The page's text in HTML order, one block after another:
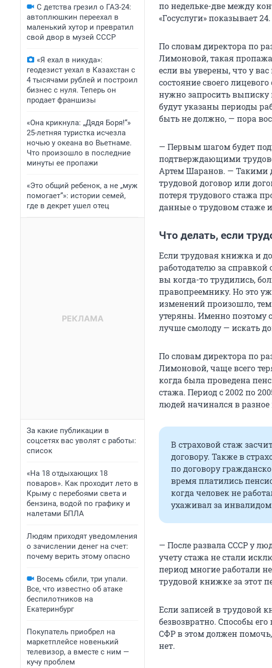
С детства грезил о ГАЗ-24:
автоплюшкин переехал в
маленький хутор и превратил
свой двор в музей СССР
«Я ехал в никуда»:
геодезист уехал в Казахстан с
4 тысячами рублей и построил
бизнес с нуля. Теперь он
продает франшизы
«Она крикнула: „Дядя Боря!“»
25-летняя туристка исчезла
ночью у океана во Вьетнаме.
Что произошло в последние
минуты ее пропажи
«Это общий ребенок, а не „муж
помогает“»: истории семей,
где в декрет ушел отец
За какие публикации в
соцсетях вас уволят с работы:
список
«На 18 отдыхающих 18
поваров». Как проходит лето в
Крыму с перебоями света и
бензина, водой по графику и
налетами БПЛА
Людям приходят уведомления
о зачислении денег на счет:
почему верить этому опасно
Восемь сбили, три упали.
Все, что известно об атаке
беспилотников на
Екатеринбург
Покупатель приобрел на
маркетплейсе новенький
телевизор, а вместе с ним —
кучу проблем
по недельке-две между
«Госуслуги» показывает
По словам директора по
Лимоновой, такая
если вы уверены, что у
состояние своего
нужно запросить выписку
будут указаны периоды
быть не должно, — пора
— Первым шагом будет
подтверждающими
Артем Шаранов. — Такими
трудовой договор или
потеря трудового стажа
данные о трудовом стаже
Что делать, если
Если трудовая книжка и
работодателю за
вы когда-то трудились,
правопреемнику. Но это
изменений произошло,
утеряны. Именно поэтому
лучше смолоду — искать
По словам директора по
Лимоновой, чаще всего
когда была проведена
стажа. Период с 2002 по
людей начинался в разное
В страховой стаж
договору. Также в
по договору
время платились
когда человек не
ухаживал за
— После развала СССР у
учету стажа не стали
период многие работали
трудовой книжке за этот
Если записей в трудовой
безвозвратно. Способы
СФР в этом должен
нет.